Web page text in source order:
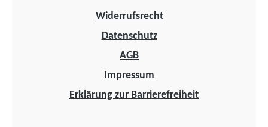
Widerrufsrecht
Datenschutz
AGB
Impressum
Erklärung zur Barrierefreiheit